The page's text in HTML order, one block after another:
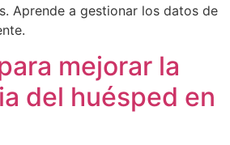
Aprende a gestionar los datos de
mejorar la
del huésped en